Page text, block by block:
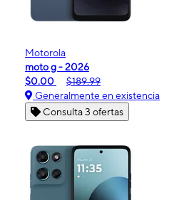
Motorola
moto g - 2026
$0.00
$189.99
Generalmente en existencia
Consulta 3 ofertas